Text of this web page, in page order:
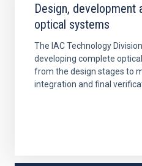
Design, development
optical systems
The IAC Technology
developing complete
from the design stages to
integration and final